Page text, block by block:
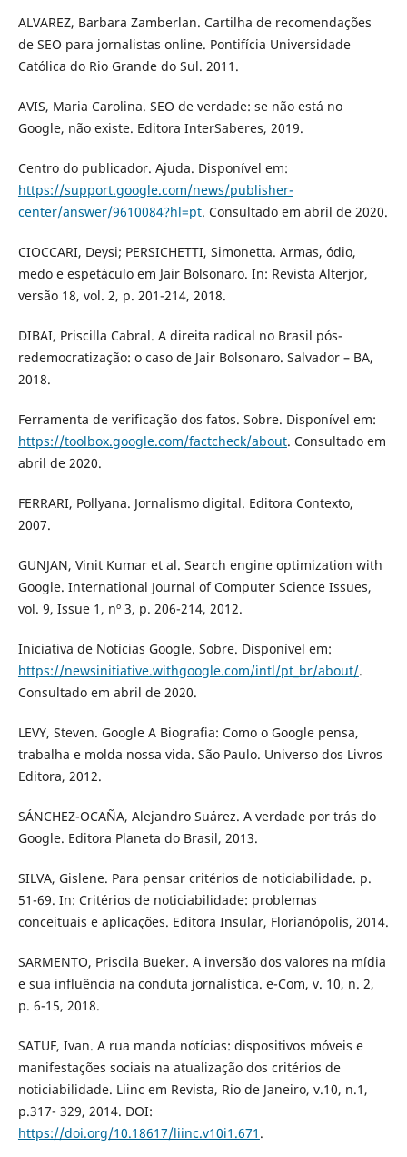
ALVAREZ, Barbara Zamberlan. Cartilha de recomendações
de SEO para jornalistas online. Pontifícia Universidade
Católica do Rio Grande do Sul. 2011.
AVIS, Maria Carolina. SEO de verdade: se não está no
Google, não existe. Editora InterSaberes, 2019.
Centro do publicador. Ajuda. Disponível em:
https://support.google.com/news/publisher-
center/answer/9610084?hl=pt. Consultado em abril de 2020.
CIOCCARI, Deysi; PERSICHETTI, Simonetta. Armas, ódio,
medo e espetáculo em Jair Bolsonaro. In: Revista Alterjor,
versão 18, vol. 2, p. 201-214, 2018.
DIBAI, Priscilla Cabral. A direita radical no Brasil pós-
redemocratização: o caso de Jair Bolsonaro. Salvador – BA,
2018.
Ferramenta de verificação dos fatos. Sobre. Disponível em:
https://toolbox.google.com/factcheck/about. Consultado em
abril de 2020.
FERRARI, Pollyana. Jornalismo digital. Editora Contexto,
2007.
GUNJAN, Vinit Kumar et al. Search engine optimization with
Google. International Journal of Computer Science Issues,
vol. 9, Issue 1, nº 3, p. 206-214, 2012.
Iniciativa de Notícias Google. Sobre. Disponível em:
https://newsinitiative.withgoogle.com/intl/pt_br/about/.
Consultado em abril de 2020.
LEVY, Steven. Google A Biografia: Como o Google pensa,
trabalha e molda nossa vida. São Paulo. Universo dos Livros
Editora, 2012.
SÁNCHEZ-OCAÑA, Alejandro Suárez. A verdade por trás do
Google. Editora Planeta do Brasil, 2013.
SILVA, Gislene. Para pensar critérios de noticiabilidade. p.
51-69. In: Critérios de noticiabilidade: problemas
conceituais e aplicações. Editora Insular, Florianópolis, 2014.
SARMENTO, Priscila Bueker. A inversão dos valores na mídia
e sua influência na conduta jornalística. e-Com, v. 10, n. 2,
p. 6-15, 2018.
SATUF, Ivan. A rua manda notícias: dispositivos móveis e
manifestações sociais na atualização dos critérios de
noticiabilidade. Liinc em Revista, Rio de Janeiro, v.10, n.1,
p.317- 329, 2014. DOI:
https://doi.org/10.18617/liinc.v10i1.671 .